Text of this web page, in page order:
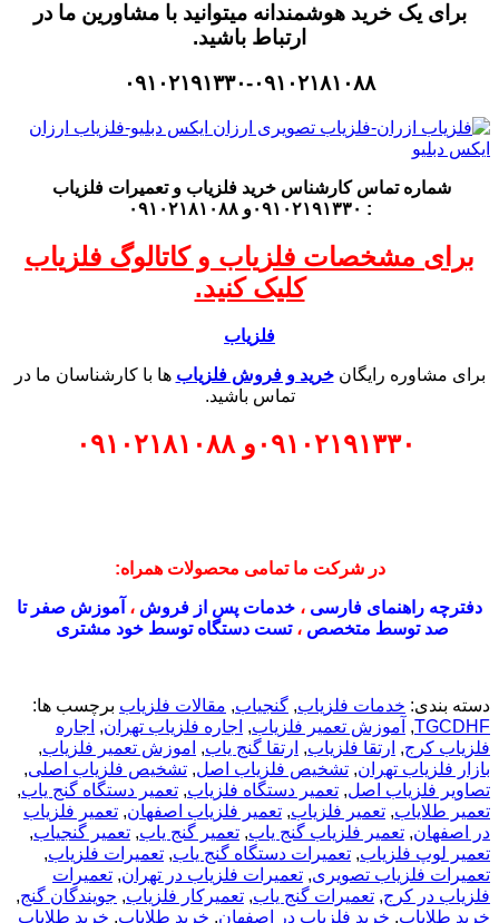
برای یک خرید هوشمندانه میتوانید با مشاورین ما در
ارتباط باشید.
۰۹۱۰۲۱۹۱۳۳۰-۰۹۱۰۲۱۸۱۰۸۸
شماره تماس کارشناس خرید فلزیاب و تعمیرات فلزیاب
: ۰۹۱۰۲۱۹۱۳۳۰و ۰۹۱۰۲۱۸۱۰۸۸
برای مشخصات فلزیاب و کاتالوگ فلزیاب
کلیک کنید.
فلزیاب
برای مشاوره رایگانخرید و فروش فلزیاب ها با کارشناسان ما در
تماس باشید.
۰۹۱۰۲۱۹۱۳۳۰ و ۰۹۱۰۲۱۸۱۰۸۸
در شرکت ما تمامی محصولات همراه:
دفترچه راهنمای فارسی ، خدمات پس از فروش ، آموزش صفر تا
صد توسط متخصص ،تست دستگاه توسط خود مشتری
دسته بندی: خدمات فلزیاب, گنجیاب, مقالات فلزیاب برچسب ها:
TGCDHF
, آموزش تعمیر فلزیاب, اجاره فلزیاب تهران, اجاره
فلزیاب کرج, ارتقا فلزیاب, ارتقا گنج یاب, اموزش تعمیر فلزیاب,
بازار فلزیاب تهران, تشخیص فلزیاب اصل, تشخیص فلزیاب اصلی,
تصاویر فلزیاب اصل, تعمیر دستگاه فلزیاب, تعمیر دستگاه گنج یاب,
تعمیر طلایاب, تعمیر فلزیاب, تعمیر فلزیاب اصفهان, تعمیر فلزیاب
در اصفهان, تعمیر فلزیاب گنج یاب, تعمیر گنج یاب, تعمیر گنجیاب,
تعمیر لوپ فلزیاب, تعمیرات دستگاه گنج یاب, تعمیرات فلزیاب,
تعمیرات فلزیاب تصویری, تعمیرات فلزیاب در تهران, تعمیرات
فلزیاب در کرج, تعمیرات گنج یاب, تعمیرکار فلزیاب, جویندگان گنج,
خريد طلاياب, خريد فلزياب در اصفهان, خرید طلایاب, خرید طلایاب